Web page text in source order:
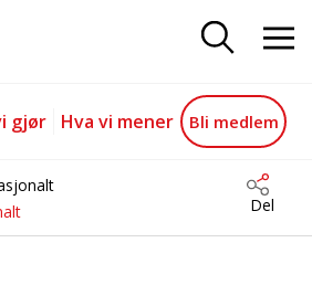
anstendig
gjør Hva vi mener Bli medlem
Del